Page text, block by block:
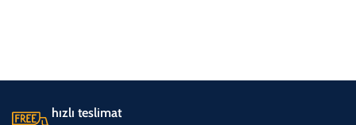
hızlı teslimat